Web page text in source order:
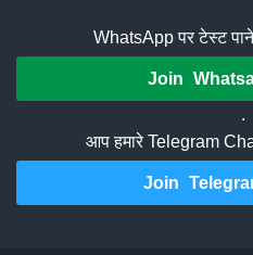
WhatsApp पर टेस्ट
Join
.
आप हमारे Telegram
Join